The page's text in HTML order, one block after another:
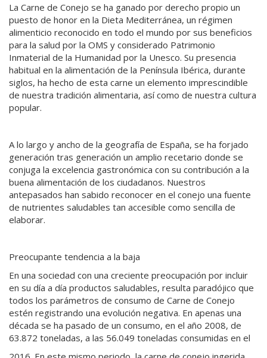
La Carne de Conejo se ha ganado por derecho propio un
puesto de honor en la Dieta Mediterránea, un régimen
alimenticio reconocido en todo el mundo por sus beneficios
para la salud por la OMS y considerado Patrimonio
Inmaterial de la Humanidad por la Unesco. Su presencia
habitual en la alimentación de la Península Ibérica, durante
siglos, ha hecho de esta carne un elemento imprescindible
de nuestra tradición alimentaria, así como de nuestra cultura
popular.
A lo largo y ancho de la geografía de España, se ha forjado
generación tras generación un amplio recetario donde se
conjuga la excelencia gastronómica con su contribución a la
buena alimentación de los ciudadanos. Nuestros
antepasados han sabido reconocer en el conejo una fuente
de nutrientes saludables tan accesible como sencilla de
elaborar.
Preocupante tendencia a la baja
En una sociedad con una creciente preocupación por incluir
en su día a día productos saludables, resulta paradójico que
todos los parámetros de consumo de Carne de Conejo
estén registrando una evolución negativa. En apenas una
década se ha pasado de un consumo, en el año 2008, de
63.872 toneladas, a las 56.049 toneladas consumidas en el